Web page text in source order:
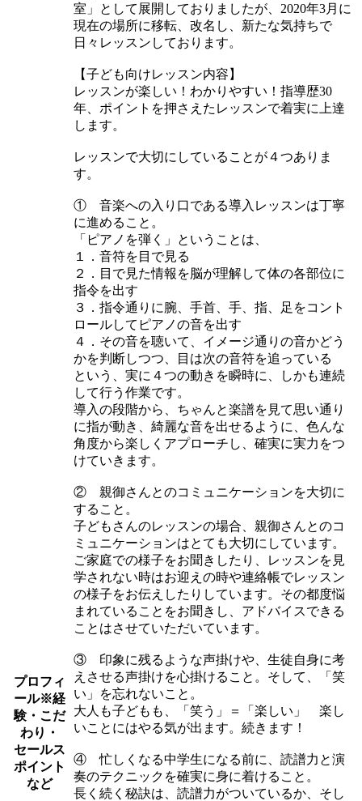
プロフィ
ール※経
験・こだ
わり・
セールス
ポイント
など
室」として展開しておりましたが、2020年3月に
現在の場所に移転、改名し、新たな気持ちで
日々レッスンしております。
【子ども向けレッスン内容】
レッスンが楽しい！わかりやすい！指導歴30
年、ポイントを押さえたレッスンで着実に上達
します。
レッスンで大切にしていることが４つありま
す。
① 音楽への入り口である導入レッスンは丁寧
に進めること。
「ピアノを弾く」ということは、
１．音符を目で見る
２．目で見た情報を脳が理解して体の各部位に
指令を出す
３．指令通りに腕、手首、手、指、足をコント
ロールしてピアノの音を出す
４．その音を聴いて、イメージ通りの音かどう
かを判断しつつ、目は次の音符を追っている
という、実に４つの動きを瞬時に、しかも連続
して行う作業です。
導入の段階から、ちゃんと楽譜を見て思い通り
に指が動き、綺麗な音を出せるように、色んな
角度から楽しくアプローチし、確実に実力をつ
けていきます。
② 親御さんとのコミュニケーションを大切に
すること。
子どもさんのレッスンの場合、親御さんとのコ
ミュニケーションはとても大切にしています。
ご家庭での様子をお聞きしたり、レッスンを見
学されない時はお迎えの時や連絡帳でレッスン
の様子をお伝えしたりしています。その都度悩
まれていることをお聞きし、アドバイスできる
ことはさせていただいています。
③ 印象に残るような声掛けや、生徒自身に考
えさせる声掛けを心掛けること。そして、「笑
い」を忘れないこと。
大人も子どもも、「笑う」＝「楽しい」 楽し
いことにはやる気が出ます。続きます！
④ 忙しくなる中学生になる前に、読譜力と演
奏のテクニックを確実に身に着けること。
長く続く秘訣は、読譜力がついているか、そし